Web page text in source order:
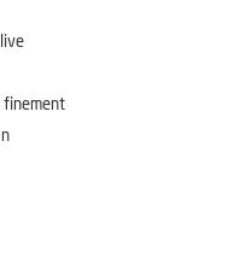
finement